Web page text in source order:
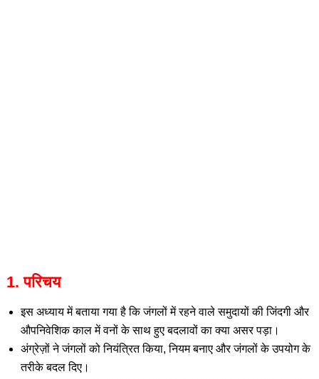
1. परिचय
इस अध्याय में बताया गया है कि जंगलों में रहने वाले समुदायों की जिंदगी और
औपनिवेशिक काल में वनों के साथ हुए बदलावों का क्या असर पड़ा।
अंग्रेज़ों ने जंगलों को नियंत्रित किया, नियम बनाए और जंगलों के उपयोग के
तरीके बदल दिए।